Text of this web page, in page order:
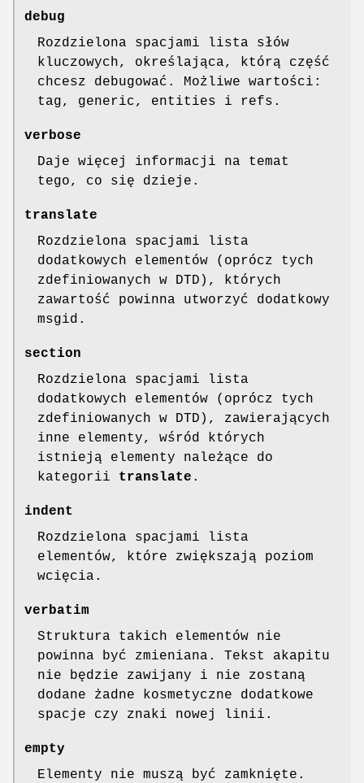
debug
Rozdzielona spacjami lista słów
kluczowych, określająca, którą część
chcesz debugować. Możliwe wartości:
tag, generic, entities i refs.
verbose
Daje więcej informacji na temat
tego, co się dzieje.
translate
Rozdzielona spacjami lista
dodatkowych elementów (oprócz tych
zdefiniowanych w DTD), których
zawartość powinna utworzyć dodatkowy
msgid.
section
Rozdzielona spacjami lista
dodatkowych elementów (oprócz tych
zdefiniowanych w DTD), zawierających
inne elementy, wśród których
istnieją elementy należące do
kategorii translate .
indent
Rozdzielona spacjami lista
elementów, które zwiększają poziom
wcięcia.
verbatim
Struktura takich elementów nie
powinna być zmieniana. Tekst akapitu
nie będzie zawijany i nie zostaną
dodane żadne kosmetyczne dodatkowe
spacje czy znaki nowej linii.
empty
Elementy nie muszą być zamknięte.